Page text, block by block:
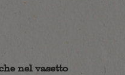
nel vasetto